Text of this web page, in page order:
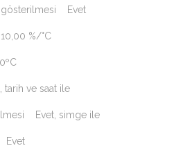
gösterilmesi Evet
%/°C
ve saat ile
Evet, simge ile
Evet